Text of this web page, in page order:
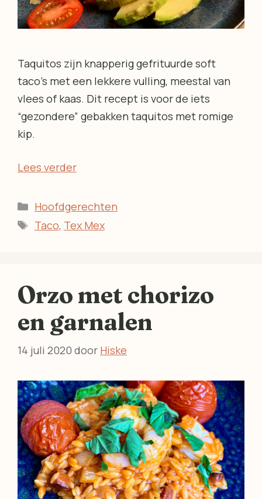
Taquitos zijn knapperig gefrituurde soft
taco’s met een lekkere vulling, meestal van
vlees of kaas. Dit recept is voor de iets
“gezondere” gebakken taquitos met romige
kip.
Lees verder
Categorieën
Hoofdgerechten
Tags
Taco, Tex Mex
Orzo met chorizo
en garnalen
14 juli 2020 door Hiske